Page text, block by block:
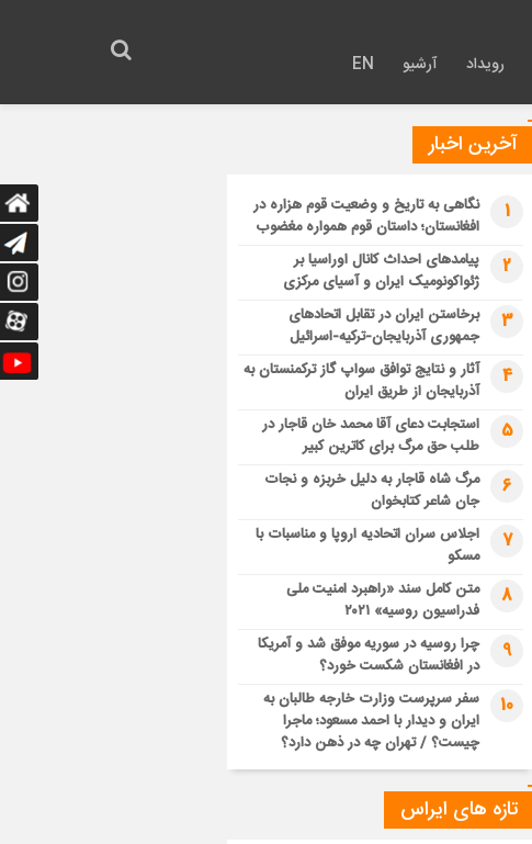
رویداد آرشیو EN
آخرین اخبار
1
نگاهی به تاریخ و وضعیت قوم هزاره در
افغانستان؛ داستان قوم همواره مغضوب
2
پیامدهای احداث کانال اوراسیا بر
ژئواکونومیک ایران و آسیای مرکزی
3
برخاستن ایران در تقابل اتحادهای
جمهوری آذربایجان-ترکیه-اسرائیل
4
آثار و نتایج توافق سواپ گاز ترکمنستان به
آذربایجان از طریق ایران
5
استجابت دعای آقا محمد خان قاجار در
طلب حق مرگ برای کاترین کبیر
6
مرگ شاه قاجار به دلیل خربزه و نجات
جان شاعر کتابخوان
7
اجلاس سران اتحادیه اروپا و مناسبات با
مسکو
8
متن کامل سند «راهبرد امنیت ملی
فدراسیون روسیه» ۲۰۲۱
9
چرا روسیه در سوریه موفق شد و آمریکا
در افغانستان شکست خورد؟
10
سفر سرپرست وزارت خارجه طالبان به
ایران و دیدار با احمد مسعود؛ ماجرا
چیست؟ / تهران چه در ذهن دارد؟
تازه های ایراس